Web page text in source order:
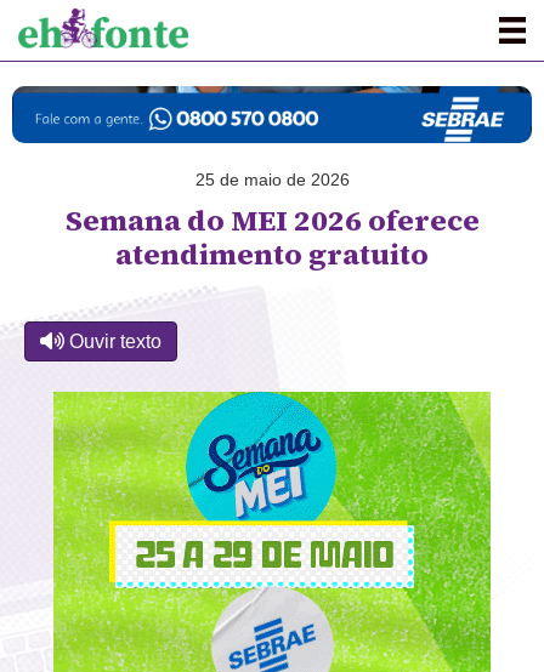
25 de maio de 2026
Semana do MEI 2026 oferece
atendimento gratuito
Ouvir texto